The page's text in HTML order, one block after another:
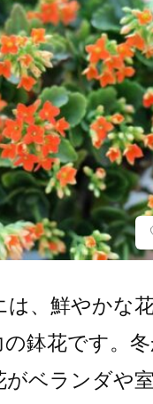
は、鮮やかな
鉢花です。
ベランダや